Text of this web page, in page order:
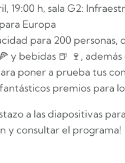
19:00 h, sala G2:
Europa
para 200 personas,
y bebidas 🍺 🍷,
poner a prueba tus
premios para
a las diapositivas
y consultar el programa!